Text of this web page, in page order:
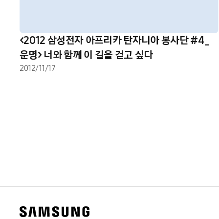
<2012 삼성전자 아프리카 탄자니아 봉사단 #4_
운명> 너와 함께 이 길을 걷고 싶다
2012/11/17